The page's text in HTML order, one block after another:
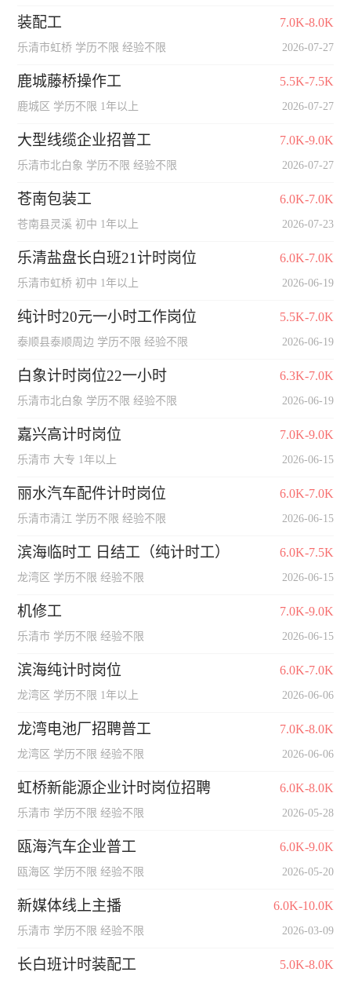
装配工
乐清市虹桥 学历不限 经验不限
7.0K-8.0K
2026-07-27
鹿城藤桥操作工
鹿城区 学历不限 1年以上
5.5K-7.5K
2026-07-27
大型线缆企业招普工
乐清市北白象 学历不限 经验不限
7.0K-9.0K
2026-07-27
苍南包装工
苍南县灵溪 初中 1年以上
6.0K-7.0K
2026-07-23
乐清盐盘长白班21计时岗位
乐清市虹桥 初中 1年以上
6.0K-7.0K
2026-06-19
纯计时20元一小时工作岗位
泰顺县泰顺周边 学历不限 经验不限
5.5K-7.0K
2026-06-19
白象计时岗位22一小时
乐清市北白象 学历不限 经验不限
6.3K-7.0K
2026-06-19
嘉兴高计时岗位
乐清市 大专 1年以上
7.0K-9.0K
2026-06-15
丽水汽车配件计时岗位
乐清市清江 学历不限 经验不限
6.0K-7.0K
2026-06-15
滨海临时工 日结工（纯计时工）
龙湾区 学历不限 经验不限
6.0K-7.5K
2026-06-15
机修工
乐清市 学历不限 经验不限
7.0K-9.0K
2026-06-15
滨海纯计时岗位
龙湾区 学历不限 1年以上
6.0K-7.0K
2026-06-06
龙湾电池厂招聘普工
龙湾区 学历不限 经验不限
7.0K-8.0K
2026-06-06
虹桥新能源企业计时岗位招聘
乐清市 学历不限 经验不限
6.0K-8.0K
2026-05-28
瓯海汽车企业普工
瓯海区 学历不限 经验不限
6.0K-9.0K
2026-05-20
新媒体线上主播
乐清市 学历不限 经验不限
6.0K-10.0K
2026-03-09
长白班计时装配工 5.0K-8.0K